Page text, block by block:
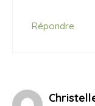
Répondre